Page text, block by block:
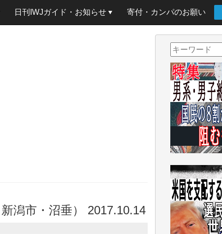
日刊IWJガイド・お知らせ 寄付・カンパのお願い
潟市・沼垂） 2017.10.14